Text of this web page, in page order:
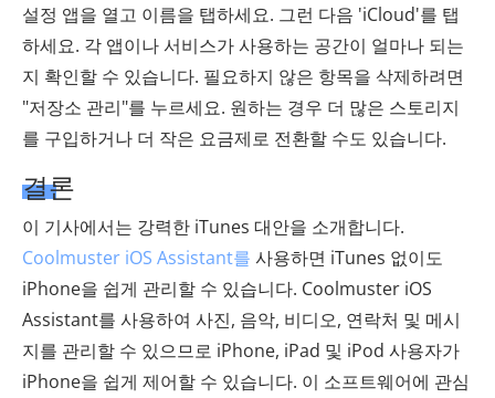
설정 앱을 열고 이름을 탭하세요. 그런 다음 'iCloud'를 탭
하세요. 각 앱이나 서비스가 사용하는 공간이 얼마나 되는
지 확인할 수 있습니다. 필요하지 않은 항목을 삭제하려면
"저장소 관리"를 누르세요. 원하는 경우 더 많은 스토리지
를 구입하거나 더 작은 요금제로 전환할 수도 있습니다.
결론
이 기사에서는 강력한 iTunes 대안을 소개합니다.
Coolmuster iOS Assistant를 사용하면 iTunes 없이도
iPhone을 쉽게 관리할 수 있습니다. Coolmuster iOS
Assistant를 사용하여 사진, 음악, 비디오, 연락처 및 메시
지를 관리할 수 있으므로 iPhone, iPad 및 iPod 사용자가
iPhone을 쉽게 제어할 수 있습니다. 이 소프트웨어에 관심